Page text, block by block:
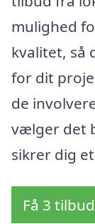
mulighed
kvalitet, så
for dit
de
vælger det
sikrer dig
Få 3